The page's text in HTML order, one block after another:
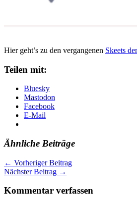
Hier geht’s zu den vergangenen Skeets
Teilen mit:
Bluesky
Mastodon
Facebook
E-Mail
Ähnliche Beiträge
← Vorheriger Beitrag
Nächster Beitrag →
Kommentar verfassen